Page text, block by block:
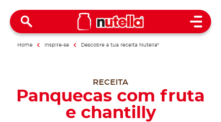
Open
Home Inspire-se Descobre a tua receita Nutella®
RECEITA
Panquecas com fruta
e chantilly